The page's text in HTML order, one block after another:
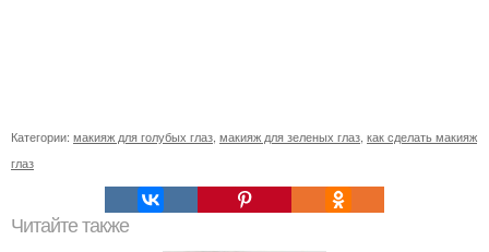
Категории: макияж для голубых глаз макияж для зеленых глаз как сделать макияж
глаз
Читайте также